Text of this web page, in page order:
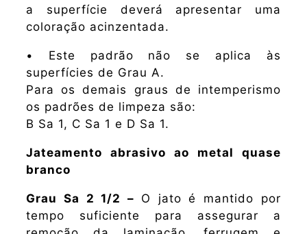
a superfície deverá apresentar uma
coloração acinzentada.
• Este padrão não se aplica às
superfícies de Grau A.
Para os demais graus de intemperismo
os padrões de limpeza são:
B Sa 1, C Sa 1 e D Sa 1.
Jateamento abrasivo ao metal quase
branco
Grau Sa 2 1/2 – O jato é mantido por
tempo suficiente para assegurar a